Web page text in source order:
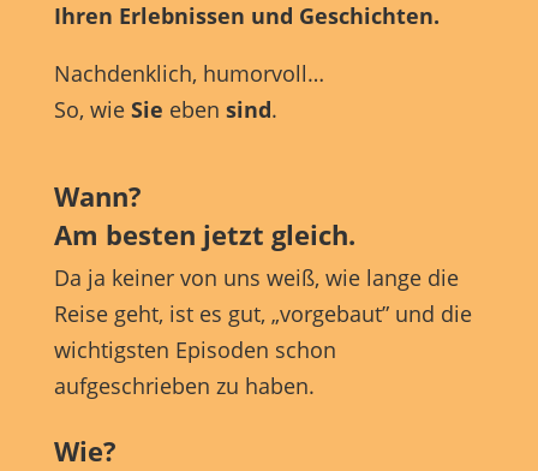
Ihren Erlebnissen und Geschichten.
Nachdenklich, humorvoll…
So, wie Sie eben sind.
Wann?
Am besten jetzt gleich.
Da ja keiner von uns weiß, wie lange die
Reise geht, ist es gut, „vorgebaut” und die
wichtigsten Episoden schon
aufgeschrieben zu haben.
Wie?